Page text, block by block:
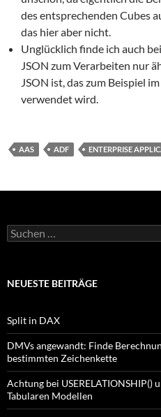
des entsprechenden Cubes
das hier aber nicht.
Unglücklich finde ich auch
JSON zum Verarbeiten nur
JSON ist, das zum Beispiel
verwendet wird.
AAS ADF ENTERPRISE
Suche
nach:
NEUESTE BEITRÄGE
Split in DAX
DMVs angewandt: Finde
bestimmten Zeichenkette
Achtung bei USERELATIONSHIP()
Tabularen Modellen